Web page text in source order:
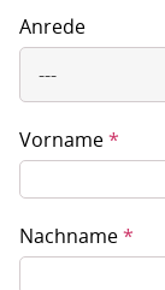
Anrede
---
Vorname*
Nachname*